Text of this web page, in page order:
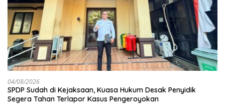
04/08/2026
SPDP Sudah di Kejaksaan, Kuasa Hukum Desak Penyidik
Segera Tahan Terlapor Kasus Pengeroyokan